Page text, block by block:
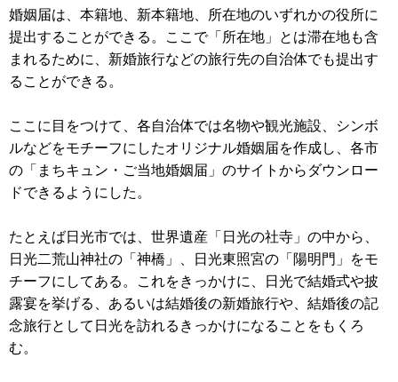
婚姻届は、本籍地、新本籍地、所在地のいずれかの役所に
提出することができる。ここで「所在地」とは滞在地も含
まれるために、新婚旅行などの旅行先の自治体でも提出す
ることができる。
ここに目をつけて、各自治体では名物や観光施設、シンボ
ルなどをモチーフにしたオリジナル婚姻届を作成し、各市
の「まちキュン・ご当地婚姻届」のサイトからダウンロー
ドできるようにした。
たとえば日光市では、世界遺産「日光の社寺」の中から、
日光二荒山神社の「神橋」、日光東照宮の「陽明門」をモ
チーフにしてある。これをきっかけに、日光で結婚式や披
露宴を挙げる、あるいは結婚後の新婚旅行や、結婚後の記
念旅行として日光を訪れるきっかけになることをもくろ
む。